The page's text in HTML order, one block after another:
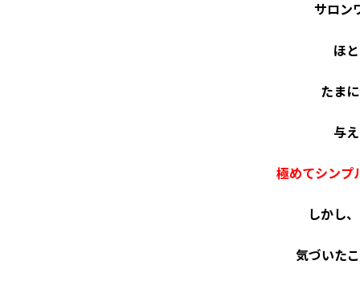
サロン
ほ
たま
与
極めてシンプ
しかし
気づいた